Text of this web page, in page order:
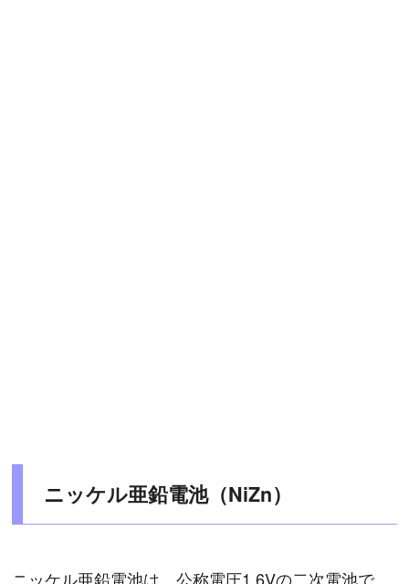
ニッケル亜鉛電池（NiZn）
ニッケル亜鉛電池は、公称電圧1.6Vの二次電池で